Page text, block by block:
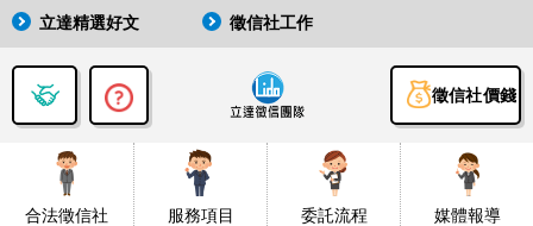
合法徵信社 服務項目 委託流程 媒體報導
徵信社價錢
立達精選好文 徵信社工作